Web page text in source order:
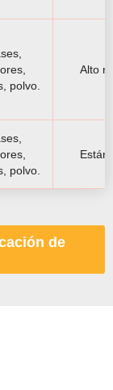
polvo.
Alto
polvo.
de